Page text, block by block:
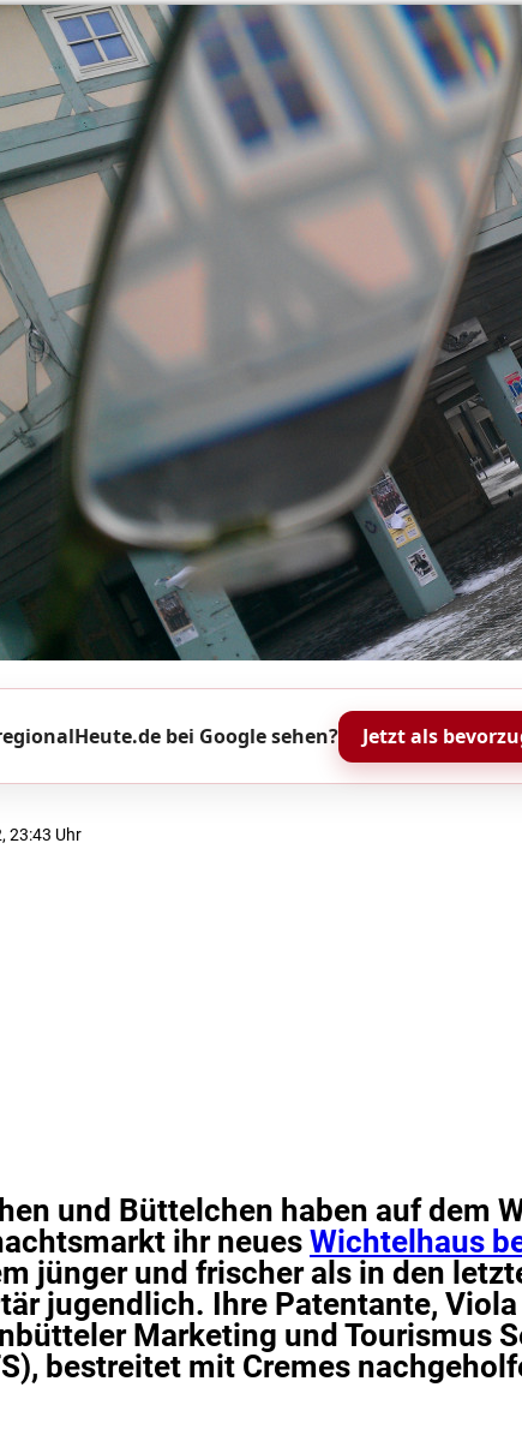
bei Google sehen? Jetzt als
23:43 Uhr
und Büttelchen haben auf dem
ihr neues Wichtelhaus
jünger und frischer als in den
jugendlich. Ihre Patentante,
Marketing und Tourismus
bestreitet mit Cremes